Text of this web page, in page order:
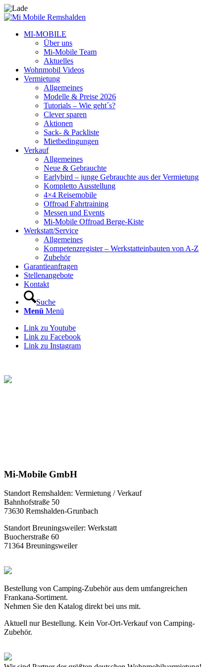
MI-MOBILE
Über uns
Mi-Mobile Team
Aktuelles
Wohnmobil Videos
Vermietung
Allgemeines
Modelle & Preise 2026
Tutorials – Wie geht´s?
Clever sparen
Aktionen
Sack- & Packliste
Mietbedingungen
Verkauf
Allgemeines
Neue & Gebrauchte
Earlybird – junge Gebrauchte aus der Vermietung
Kompletto Ausstellung
4×4 Reisemobile
Offroad Fahrtraining
Messen und Events
Mi-Mobile Offroad Berge-Kiste
Werkstatt/Service
Allgemeines
Kompetenzregister – Werkstatteinbauten von A-Z
Zubehör
Garantieanfragen
Stellenangebote
Kontakt
Suche
Menü Menü
Link zu Youtube
Link zu Facebook
Link zu Instagram
Mi-Mobile GmbH
Standort Remshalden: Vermietung / Verkauf
Bahnhofstraße 50
73630 Remshalden-Grunbach
Standort Breuningsweiler: Werkstatt
Buocherstraße 60
71364 Breuningsweiler
Bestellung von Camping-Zubehör aus dem umfangreichen
Frankana-Sortiment.
Nehmen Sie den Katalog direkt bei uns mit.
Aktuell nur Bestellung. Kein Vor-Ort-Verkauf von Camping-
Zubehör.